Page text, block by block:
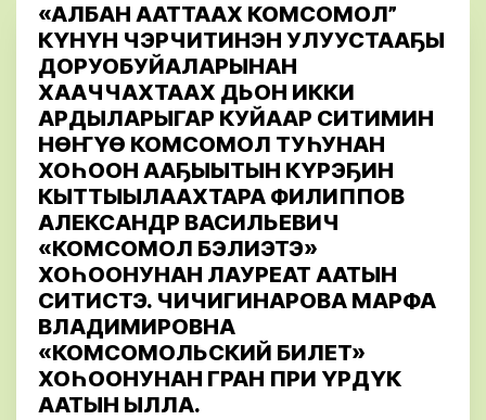
«АЛБАН ААТТААХ КОМСОМОЛ”
КҮНҮН ЧЭРЧИТИНЭН УЛУУСТААҔЫ
ДОРУОБУЙАЛАРЫНАН
ХААЧЧАХТААХ ДЬОН ИККИ
АРДЫЛАРЫГАР КУЙААР СИТИМИН
НӨҤҮӨ КОМСОМОЛ ТУҺУНАН
ХОҺООН ААҔЫЫТЫН КҮРЭҔИН
КЫТТЫЫЛААХТАРА ФИЛИППОВ
АЛЕКСАНДР ВАСИЛЬЕВИЧ
«КОМСОМОЛ БЭЛИЭТЭ»
ХОҺООНУНАН ЛАУРЕАТ ААТЫН
СИТИСТЭ. ЧИЧИГИНАРОВА МАРФА
ВЛАДИМИРОВНА
«КОМСОМОЛЬСКИЙ БИЛЕТ»
ХОҺООНУНАН ГРАН ПРИ ҮРДҮК
ААТЫН ЫЛЛА.